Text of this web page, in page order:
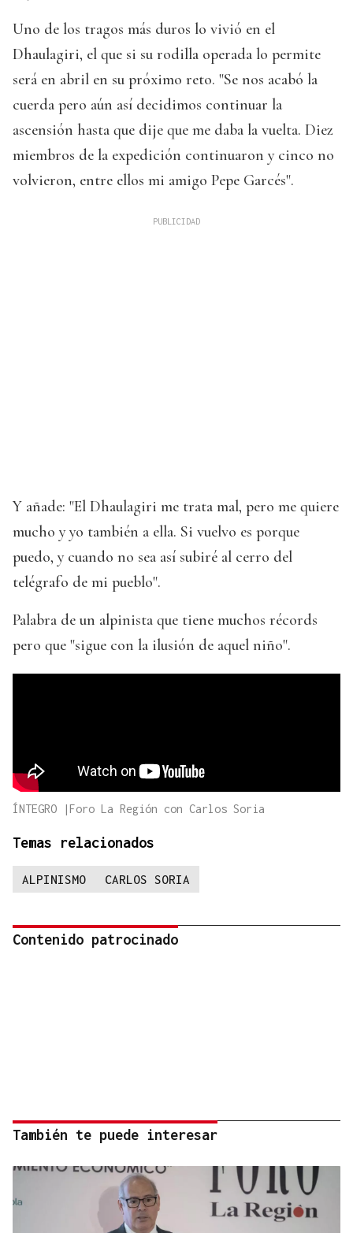
Uno de los tragos más duros lo vivió en el
Dhaulagiri, el que si su rodilla operada lo permite
será en abril en su próximo reto. "Se nos acabó la
cuerda pero aún así decidimos continuar la
ascensión hasta que dije que me daba la vuelta. Diez
miembros de la expedición continuaron y cinco no
volvieron, entre ellos mi amigo Pepe Garcés".
Y añade: "El Dhaulagiri me trata mal, pero me quiere
mucho y yo también a ella. Si vuelvo es porque
puedo, y cuando no sea así subiré al cerro del
telégrafo de mi pueblo".
Palabra de un alpinista que tiene muchos récords
pero que "sigue con la ilusión de aquel niño".
ÍNTEGRO |Foro La Región con Carlos Soria
Temas relacionados
ALPINISMO CARLOS SORIA
Contenido patrocinado
También te puede interesar